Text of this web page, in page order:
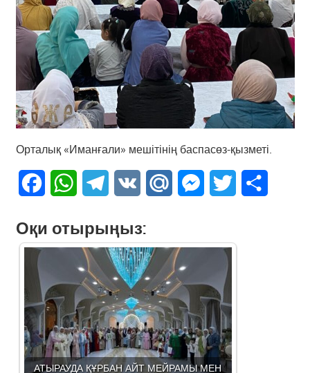
Орталық «Иманғали» мешітінің баспасөз-қызметі.
FacebookWhatsAppTelegram
VK Mail.Ru Messenger
Twitter
Оқи отырыңыз:
АТЫРАУДА ҚҰРБАН АЙТ МЕЙРАМЫ МЕН